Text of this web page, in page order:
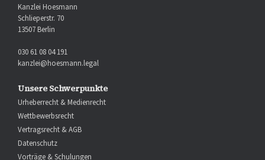
Kanzlei Hoesmann
Schlieperstr. 70
13507 Berlin
030 61 08 04 191
kanzlei@hoesmann.legal
Unsere Schwerpunkte
Urheberrecht & Medienrecht
Wettbewerbsrecht
Vertragsrecht & AGB
Datenschutz
Vorträge & Schulungen